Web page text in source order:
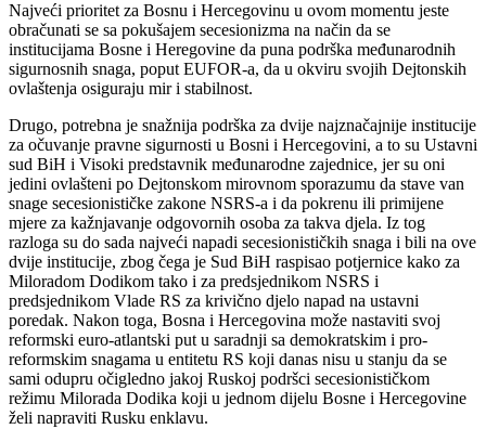
Najveći prioritet za Bosnu i Hercegovinu u ovom momentu jeste
obračunati se sa pokušajem secesionizma na način da se
institucijama Bosne i Heregovine da puna podrška međunarodnih
sigurnosnih snaga, poput EUFOR-a, da u okviru svojih Dejtonskih
ovlaštenja osiguraju mir i stabilnost.
Drugo, potrebna je snažnija podrška za dvije najznačajnije institucije
za očuvanje pravne sigurnosti u Bosni i Hercegovini, a to su Ustavni
sud BiH i Visoki predstavnik međunarodne zajednice, jer su oni
jedini ovlašteni po Dejtonskom mirovnom sporazumu da stave van
snage secesionističke zakone NSRS-a i da pokrenu ili primijene
mjere za kažnjavanje odgovornih osoba za takva djela. Iz tog
razloga su do sada najveći napadi secesionističkih snaga i bili na ove
dvije institucije, zbog čega je Sud BiH raspisao potjernice kako za
Miloradom Dodikom tako i za predsjednikom NSRS i
predsjednikom Vlade RS za krivično djelo napad na ustavni
poredak. Nakon toga, Bosna i Hercegovina može nastaviti svoj
reformski euro-atlantski put u saradnji sa demokratskim i pro-
reformskim snagama u entitetu RS koji danas nisu u stanju da se
sami odupru očigledno jakoj Ruskoj podršci secesionističkom
režimu Milorada Dodika koji u jednom dijelu Bosne i Hercegovine
želi napraviti Rusku enklavu.